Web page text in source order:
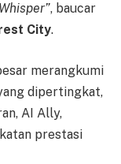
, baucar
City.
merangkumi
dipertingkat,
AI Ally,
prestasi